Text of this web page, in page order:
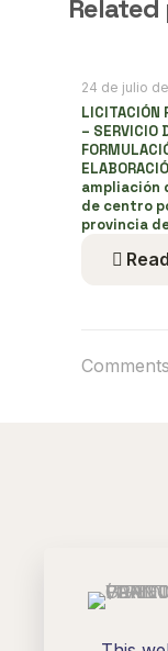
24 de julio
LICITACIÓN
– SERVICIO
ampliación
de centro
provincia
Creemos